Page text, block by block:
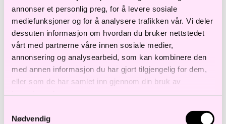
annonser et personlig preg, for å levere sosiale
mediefunksjoner og for å analysere trafikken vår. Vi deler
dessuten informasjon om hvordan du bruker nettstedet
vårt med partnerne våre innen sosiale medier,
annonsering og analysearbeid, som kan kombinere den
med annen informasjon du har gjort tilgjengelig for dem,
eller som de har samlet inn gjennom din bruk av
Nødvendig
Bransje
TEKNOLOGI
Marie Dahl er tilknyttet forretningsområdet
Teknologi, Media og IPR. Hun er en del av et